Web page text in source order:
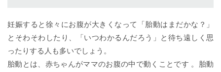
妊娠すると徐々にお腹が大きくなって「胎動はまだかな？」
とそわそわしたり、「いつわかるんだろう」と待ち遠しく思
ったりする人も多いでしょう。
胎動とは、赤ちゃんがママのお腹の中で動くことです 。胎動